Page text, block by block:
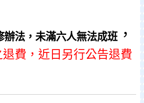
辦法，未滿六人無法成班 ，
費，近日另行公告退費